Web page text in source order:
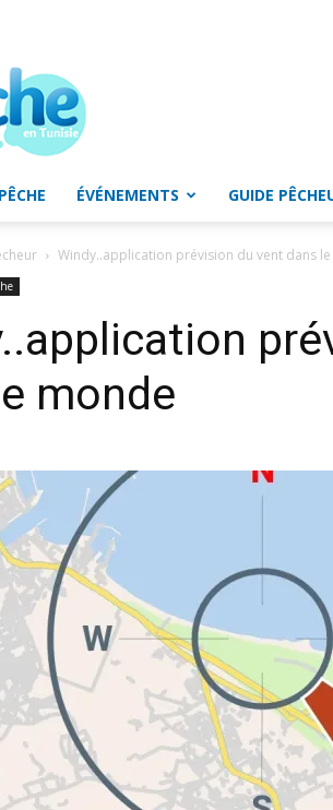
Pêche
ÉVÉNEMENTS GUIDE
Windy..application prévision du vent dans
monde